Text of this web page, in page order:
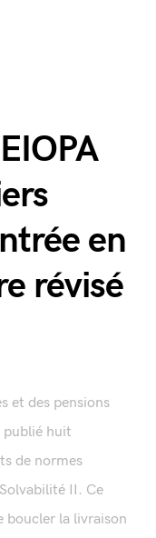
en
révisé
et des pensions
publié huit
de normes
II. Ce
boucler la livraison